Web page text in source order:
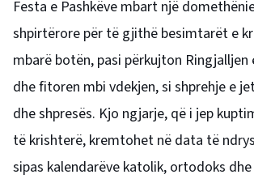
Festa e Pashkëve mbart një
shpirtërore për të gjithë besimtarët e
mbarë botën, pasi përkujton
dhe fitoren mbi vdekjen, si shprehje e
dhe shpresës. Kjo ngjarje, që i jep
të krishterë, kremtohet në data të
sipas kalendarëve katolik, ortodoks